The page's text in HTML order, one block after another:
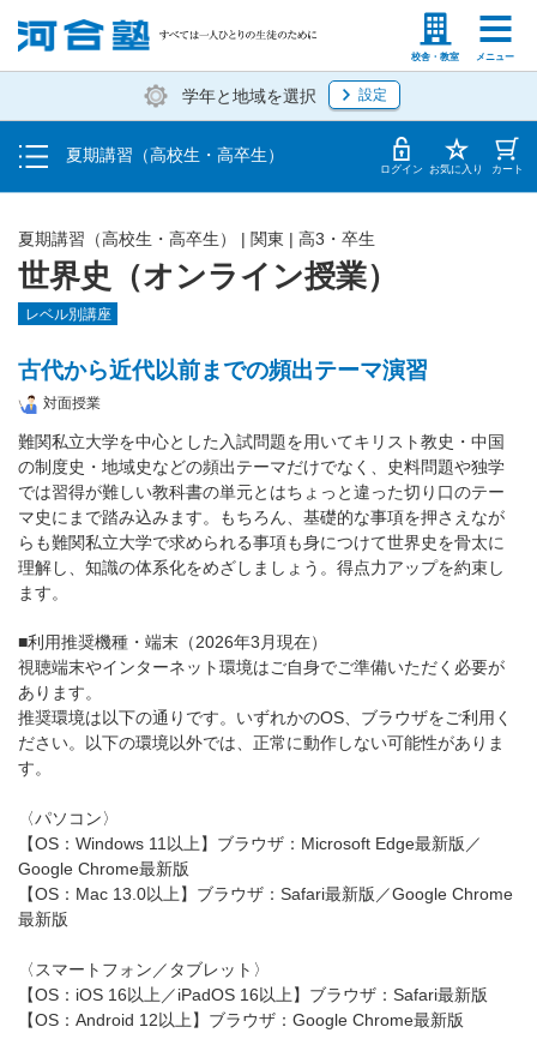
校舎・教室 メニュー
塾生の方 高等学校の先生
学年と地域を選択 設定
夏期講習（高校生・高卒生）
受講料・お申し込み方法
受講開始までの流れ
校舎・教室一覧 ログイン お気に入り カート
世界史（オンライン授業）
夏期講習（高校生・高卒生） | 関東 | 高3・卒生
レベル別講座
古代から近代以前までの頻出テーマ演習
対面授業
難関私立大学を中心とした入試問題を用いてキリスト教史・中国
の制度史・地域史などの頻出テーマだけでなく、史料問題や独学
では習得が難しい教科書の単元とはちょっと違った切り口のテー
マ史にまで踏み込みます。もちろん、基礎的な事項を押さえなが
らも難関私立大学で求められる事項も身につけて世界史を骨太に
理解し、知識の体系化をめざしましょう。得点力アップを約束し
ます。
■利用推奨機種・端末（2026年3月現在）
視聴端末やインターネット環境はご自身でご準備いただく必要が
あります。
推奨環境は以下の通りです。いずれかのOS、ブラウザをご利用く
ださい。以下の環境以外では、正常に動作しない可能性がありま
す。
〈パソコン〉
【OS：Windows 11以上】ブラウザ：Microsoft Edge最新版／
Google Chrome最新版
【OS：Mac 13.0以上】ブラウザ：Safari最新版／Google Chrome
最新版
〈スマートフォン／タブレット〉
【OS：iOS 16以上／iPadOS 16以上】ブラウザ：Safari最新版
【OS：Android 12以上】ブラウザ：Google Chrome最新版